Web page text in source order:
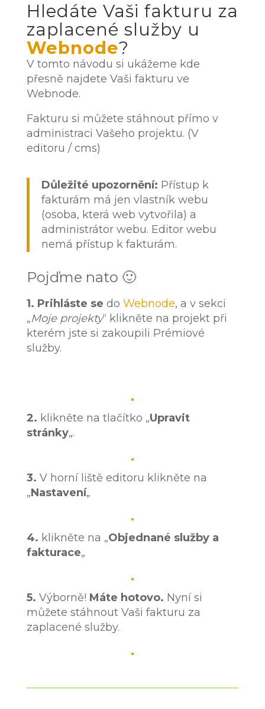
Hledáte Vaši fakturu za
zaplacené služby u
Webnode?
V tomto návodu si ukážeme kde
přesně najdete Vaši fakturu ve
Webnode.
Fakturu si můžete stáhnout přímo v
administraci Vašeho projektu. (V
editoru / cms)
Důležité upozornění: Přístup k
fakturám má jen vlastník webu
(osoba, která web vytvořila) a
administrátor webu. Editor webu
nemá přístup k fakturám.
Pojďme nato 🙂
1. Prihláste se do Webnode, a v sekci
„Moje projekty“ klikněte na projekt při
kterém jste si zakoupili Prémiové
služby.
2. klikněte na tlačítko „Upravit
stránky„.
3. V horní liště editoru klikněte na
„Nastavení„
4. klikněte na „Objednané služby a
fakturace„
5. Výborně! Máte hotovo. Nyní si
můžete stáhnout Vaši fakturu za
zaplacené služby.